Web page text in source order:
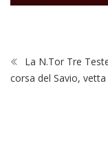
La N.Tor Tre
corsa del Savio,